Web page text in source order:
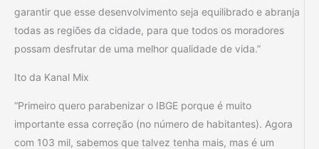
garantir que esse desenvolvimento seja equilibrado e abranja
todas as regiões da cidade, para que todos os moradores
possam desfrutar de uma melhor qualidade de vida.”
Ito da Kanal Mix
“Primeiro quero parabenizar o IBGE porque é muito
importante essa correção (no número de habitantes). Agora
com 103 mil, sabemos que talvez tenha mais, mas é um